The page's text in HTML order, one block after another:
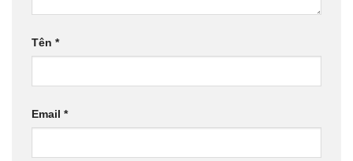
Tên *
Email *